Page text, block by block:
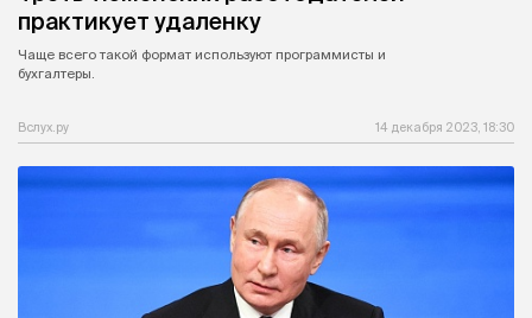
практикует удаленку
Чаще всего такой формат используют программисты и
бухгалтеры.
Вслух.ру 14 декабря 2023, 18:30